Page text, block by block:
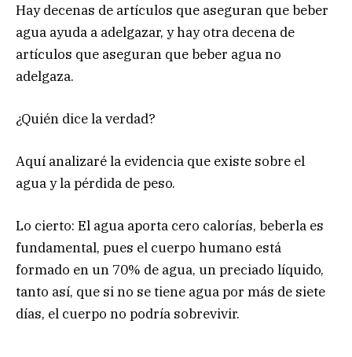
Hay decenas de artículos que aseguran que beber
agua ayuda a adelgazar, y hay otra decena de
artículos que aseguran que beber agua no
adelgaza.
¿Quién dice la verdad?
Aquí analizaré la evidencia que existe sobre el
agua y la pérdida de peso.
Lo cierto: El agua aporta cero calorías, beberla es
fundamental, pues el cuerpo humano está
formado en un 70% de agua, un preciado líquido,
tanto así, que si no se tiene agua por más de siete
días, el cuerpo no podría sobrevivir.